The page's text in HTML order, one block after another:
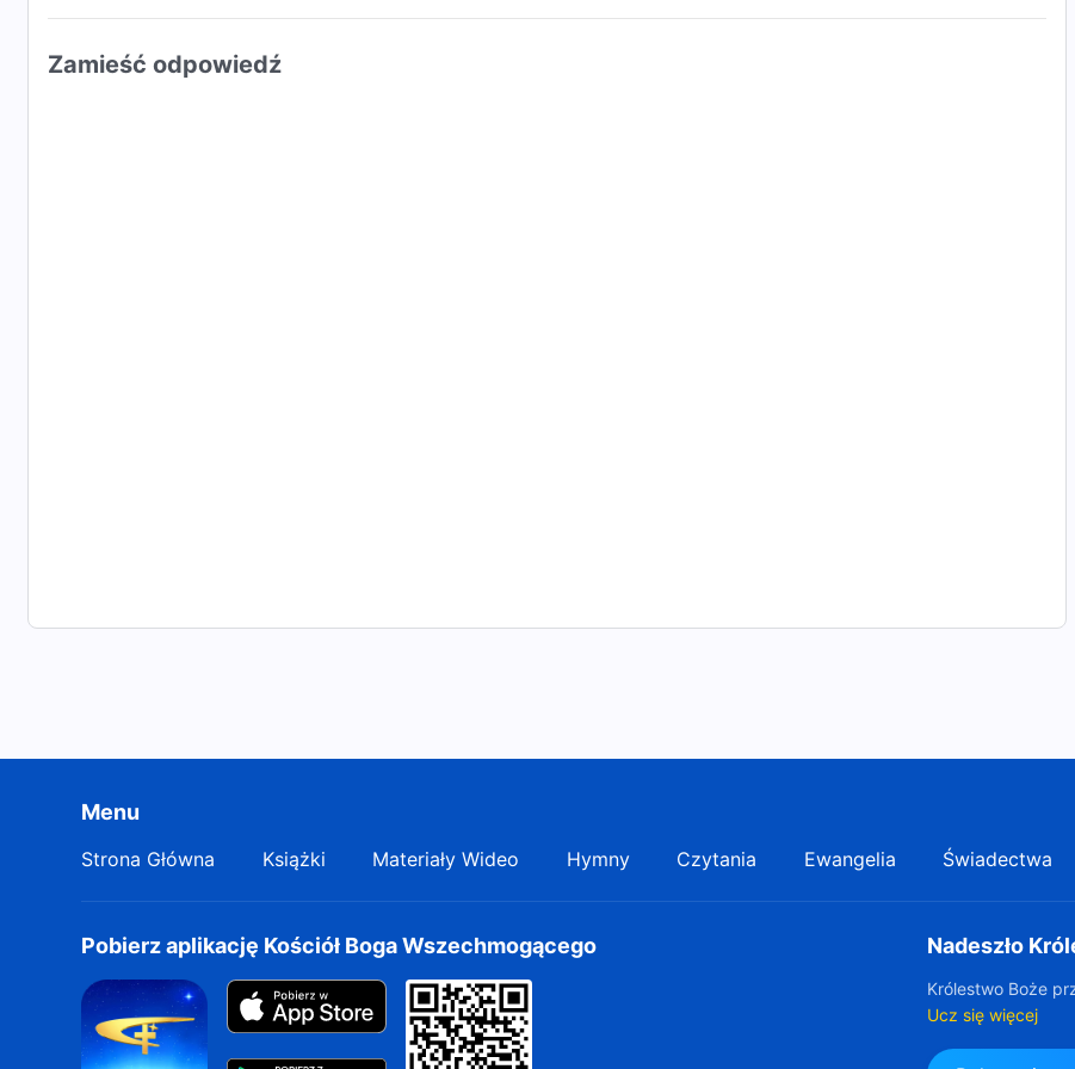
wniwecz, bo nie mogę wprowadzić Moich wrogów i ludzi cuchnących złem, podobnych do szatana, do
Zamieść odpowiedź
Menu
Strona Główna Książki Materiały Wideo Hymny Czytania Ewangelia Świadectwa
Pobierz aplikację Kościół Boga Wszechmogącego Nadeszło
Królestwo Boże
Ucz się więcej